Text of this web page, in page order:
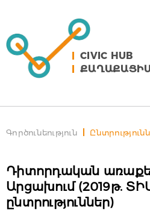
CIVIC HUB
Գործունեություն
Դիտորդական
Արցախում (2019թ.
ընտրություններ)